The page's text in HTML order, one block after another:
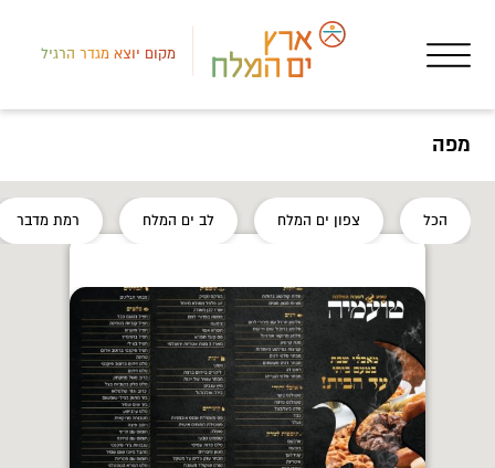
מקום יוצא מגדר הרגיל
מפה
הכל צפון ים המלח לב ים המלח רמת מדבר